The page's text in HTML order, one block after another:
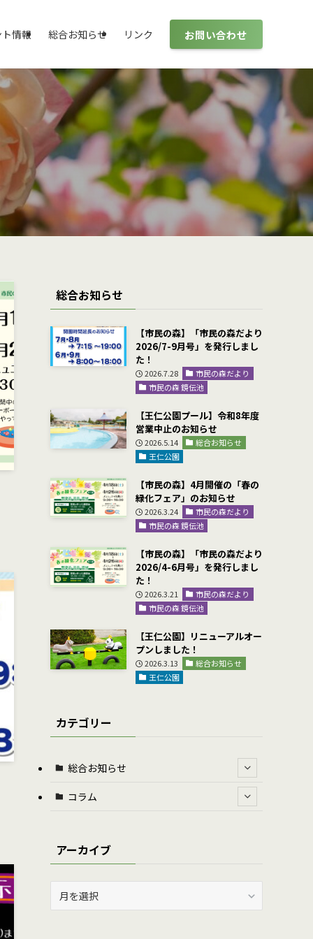
情報 総合お知らせ リンク お問い合わせ
総合お知らせ
【市民の森】「市民の森だより
2026/7-9月号」を発行しまし
た！
2026.7.28
市民の森だより
市民の森 鏡伝池
【王仁公園プール】令和8年度
営業中止のお知らせ
2026.5.14
総合お知らせ
王仁公園
【市民の森】4月開催の「春の
緑化フェア」のお知らせ
2026.3.24
市民の森だより
市民の森 鏡伝池
【市民の森】「市民の森だより
2026/4-6月号」を発行しまし
た！
2026.3.21
市民の森だより
市民の森 鏡伝池
【王仁公園】リニューアルオー
プンしました！
2026.3.13
総合お知らせ
王仁公園
カテゴリー
総合お知らせ
コラム
アーカイブ